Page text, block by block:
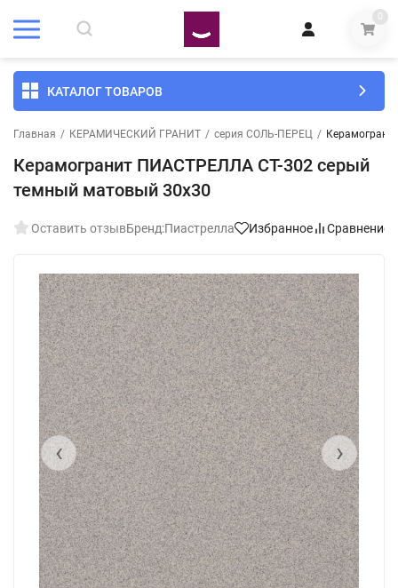
0
КАТАЛОГ ТОВАРОВ
Главная / КЕРАМИЧЕСКИЙ ГРАНИТ / серия СОЛЬ-ПЕРЕЦ /
Керамогранит ПИАСТРЕЛЛА СТ-302 серый
темный матовый 30x30
Оставить отзывБренд:Пиастрелла Избранное Сравнение
‹ ›